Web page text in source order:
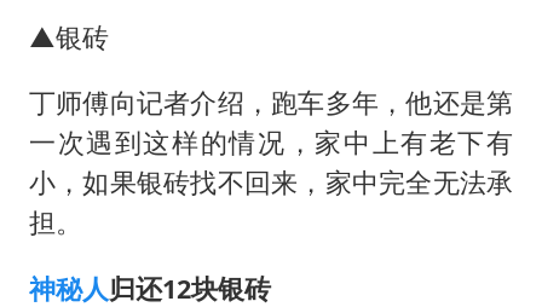
▲银砖
丁师傅向记者介绍，跑车多年，他还是第
一次遇到这样的情况，家中上有老下有
小，如果银砖找不回来，家中完全无法承
担。
神秘人归还12块银砖